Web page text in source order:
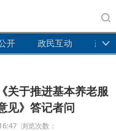
开 政民互动 政务
关于推进基本养老服
见》答记者问
浏览次数：